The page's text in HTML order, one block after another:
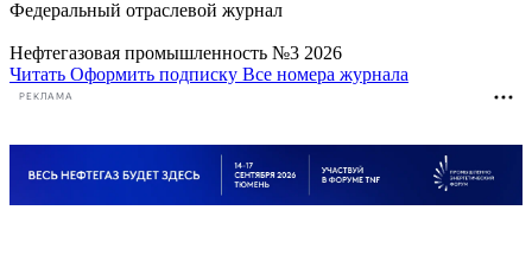
Федеральный отраслевой журнал
Нефтегазовая промышленность №3 2026
Читать Оформить подписку Все номера журнала
РЕКЛАМА